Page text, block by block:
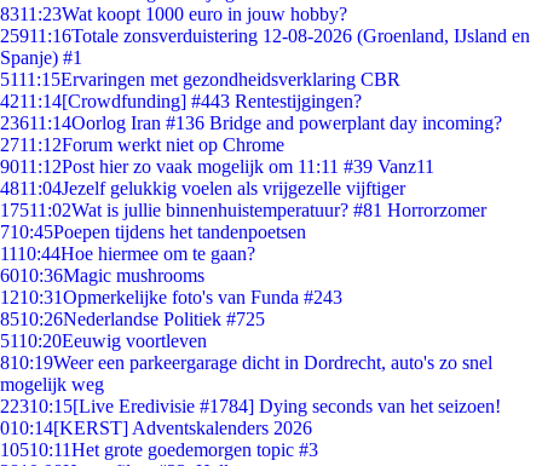
8311:23Wat koopt 1000 euro in jouw hobby?
25911:16Totale zonsverduistering 12-08-2026 (Groenland, IJsland en
Spanje) #1
5111:15Ervaringen met gezondheidsverklaring CBR
4211:14[Crowdfunding] #443 Rentestijgingen?
23611:14Oorlog Iran #136 Bridge and powerplant day incoming?
2711:12Forum werkt niet op Chrome
9011:12Post hier zo vaak mogelijk om 11:11 #39 Vanz11
4811:04Jezelf gelukkig voelen als vrijgezelle vijftiger
17511:02Wat is jullie binnenhuistemperatuur? #81 Horrorzomer
710:45Poepen tijdens het tandenpoetsen
1110:44Hoe hiermee om te gaan?
6010:36Magic mushrooms
1210:31Opmerkelijke foto's van Funda #243
8510:26Nederlandse Politiek #725
5110:20Eeuwig voortleven
810:19Weer een parkeergarage dicht in Dordrecht, auto's zo snel
mogelijk weg
22310:15[Live Eredivisie #1784] Dying seconds van het seizoen!
010:14[KERST] Adventskalenders 2026
10510:11Het grote goedemorgen topic #3